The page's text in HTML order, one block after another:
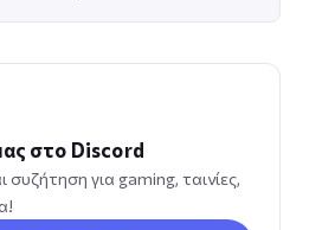
στο Discord
για gaming, ταινίες,